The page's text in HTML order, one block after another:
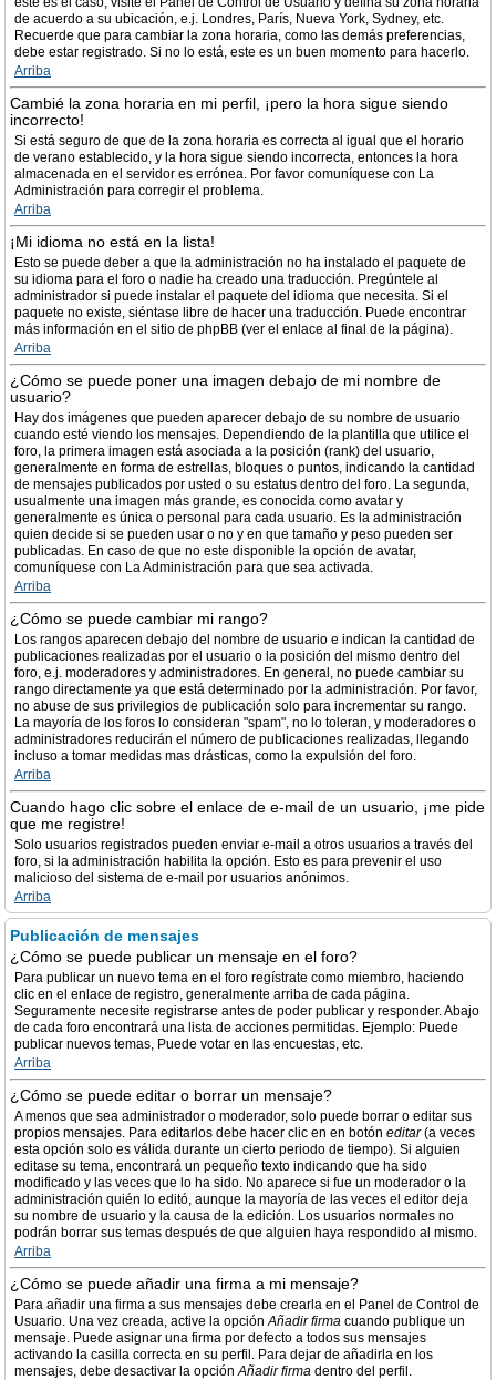
de acuerdo a su ubicación, e.j. Londres, París, Nueva York, Sydney, etc.
Recuerde que para cambiar la zona horaria, como las demás preferencias,
debe estar registrado. Si no lo está, este es un buen momento para hacerlo.
Arriba
Cambié la zona horaria en mi perfil, ¡pero la hora sigue siendo
incorrecto!
Si está seguro de que de la zona horaria es correcta al igual que el horario
de verano establecido, y la hora sigue siendo incorrecta, entonces la hora
almacenada en el servidor es errónea. Por favor comuníquese con La
Administración para corregir el problema.
Arriba
¡Mi idioma no está en la lista!
Esto se puede deber a que la administración no ha instalado el paquete de
su idioma para el foro o nadie ha creado una traducción. Pregúntele al
administrador si puede instalar el paquete del idioma que necesita. Si el
paquete no existe, siéntase libre de hacer una traducción. Puede encontrar
más información en el sitio de phpBB (ver el enlace al final de la página).
Arriba
¿Cómo se puede poner una imagen debajo de mi nombre de
usuario?
Hay dos imágenes que pueden aparecer debajo de su nombre de usuario
cuando esté viendo los mensajes. Dependiendo de la plantilla que utilice el
foro, la primera imagen está asociada a la posición (rank) del usuario,
generalmente en forma de estrellas, bloques o puntos, indicando la cantidad
de mensajes publicados por usted o su estatus dentro del foro. La segunda,
usualmente una imagen más grande, es conocida como avatar y
generalmente es única o personal para cada usuario. Es la administración
quien decide si se pueden usar o no y en que tamaño y peso pueden ser
publicadas. En caso de que no este disponible la opción de avatar,
comuníquese con La Administración para que sea activada.
Arriba
¿Cómo se puede cambiar mi rango?
Los rangos aparecen debajo del nombre de usuario e indican la cantidad de
publicaciones realizadas por el usuario o la posición del mismo dentro del
foro, e.j. moderadores y administradores. En general, no puede cambiar su
rango directamente ya que está determinado por la administración. Por favor,
no abuse de sus privilegios de publicación solo para incrementar su rango.
La mayoría de los foros lo consideran "spam", no lo toleran, y moderadores o
administradores reducirán el número de publicaciones realizadas, llegando
incluso a tomar medidas mas drásticas, como la expulsión del foro.
Arriba
Cuando hago clic sobre el enlace de e-mail de un usuario, ¡me pide
que me registre!
Solo usuarios registrados pueden enviar e-mail a otros usuarios a través del
foro, si la administración habilita la opción. Esto es para prevenir el uso
malicioso del sistema de e-mail por usuarios anónimos.
Arriba
Publicación de mensajes
¿Cómo se puede publicar un mensaje en el foro?
Para publicar un nuevo tema en el foro regístrate como miembro, haciendo
clic en el enlace de registro, generalmente arriba de cada página.
Seguramente necesite registrarse antes de poder publicar y responder. Abajo
de cada foro encontrará una lista de acciones permitidas. Ejemplo: Puede
publicar nuevos temas, Puede votar en las encuestas, etc.
Arriba
¿Cómo se puede editar o borrar un mensaje?
A menos que sea administrador o moderador, solo puede borrar o editar sus
propios mensajes. Para editarlos debe hacer clic en en botón editar(a veces
esta opción solo es válida durante un cierto periodo de tiempo). Si alguien
editase su tema, encontrará un pequeño texto indicando que ha sido
modificado y las veces que lo ha sido. No aparece si fue un moderador o la
administración quién lo editó, aunque la mayoría de las veces el editor deja
su nombre de usuario y la causa de la edición. Los usuarios normales no
podrán borrar sus temas después de que alguien haya respondido al mismo.
Arriba
¿Cómo se puede añadir una firma a mi mensaje?
Para añadir una firma a sus mensajes debe crearla en el Panel de Control de
Usuario. Una vez creada, active la opciónAñadir firma cuando publique un
mensaje. Puede asignar una firma por defecto a todos sus mensajes
activando la casilla correcta en su perfil. Para dejar de añadirla en los
mensajes, debe desactivar la opciónAñadir firma dentro del perfil.